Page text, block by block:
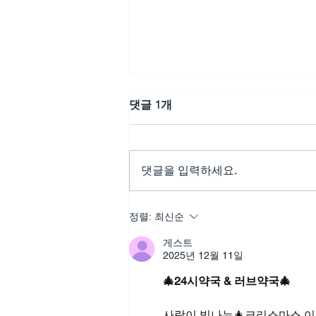
비아그라50mg구매, 당신도
되고 있었습니다
댓글 1개
댓글을 입력하세요.
정렬: 최신순
게스트
2025년 12월 11일
🎄24시약국 & 러브약국🎄